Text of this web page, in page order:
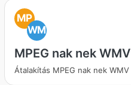
MP
WM
MPEG nak nek WMV
Átalakítás MPEG nak nek WMV